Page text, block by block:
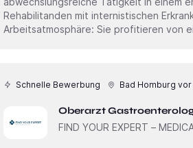
Rehabilitanden mit internistischen Erkrankungen widmet. Ihre
Arbeitsatmosphäre: Sie profitieren von
Schnelle Bewerbung Bad Homburg
Oberarzt
FIND YOUR EXPERT –